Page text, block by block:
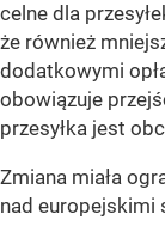
celne dla
że również
dodatkowymi
obowiązuje
przesyłka jest
Zmiana miała
nad europejskimi